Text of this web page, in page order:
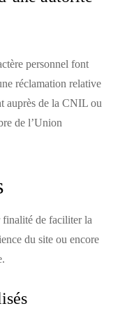
personnel font
réclamation relative
auprès de la CNIL ou
de l’Union
de faciliter la
du site ou encore